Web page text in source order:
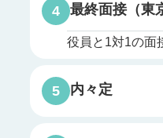
4 最終面接（東
役員と1対1の面
5 内々定